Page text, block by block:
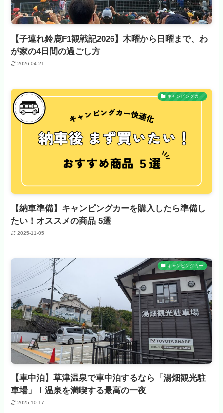
【子連れ鈴鹿F1観戦記2026】木曜から日曜まで、わ
が家の4日間の過ごし方
2026-04-21
キャンピングカー
【納車準備】キャンピングカーを購入したら準備し
たい！オススメの商品 5選
2025-11-05
キャンピングカー
【車中泊】草津温泉で車中泊するなら「湯畑観光駐
車場」！温泉を満喫する最高の一夜
2025-10-17